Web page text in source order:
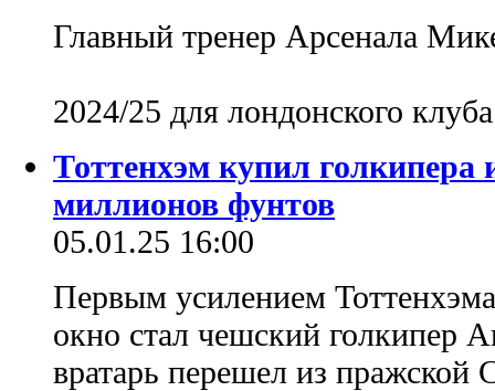
Главный тренер Арсенала
2024/25 для лондонского
Тоттенхэм купил голкипера
миллионов фунтов
05.01.25 16:00
Первым усилением
окно стал чешский голкипер
вратарь перешел из пражской